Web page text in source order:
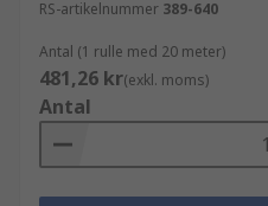
RS-artikelnummer 389-640
Antal (1 rulle med 20 meter)
481,26 kr(exkl. moms)
Antal